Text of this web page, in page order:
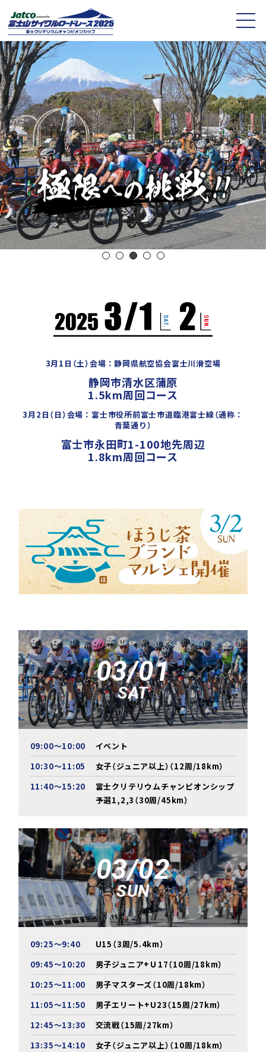
3月1日（土）会場：静岡県航空協会富士川滑空場
静岡市清水区蒲原
1.5km周回コース
3月2日（日）会場：富士市役所前富士市道臨港富士線（通称：
青葉通り）
富士市永田町1-100地先周辺
1.8km周回コース
03/01
SAT
09:00～10:00
イベント
10:30～11:05
女子（ジュニア以上）（12周/18km）
11:40～15:20
富士クリテリウムチャンピオンシップ
予選1,2,3（30周/45km）
03/02
SUN
09:25～9:40
U15（3周/5.4km）
09:45～10:20
男子ジュニア+Ｕ17（10周/18km）
10:25～11:00
男子マスターズ（10周/18km）
11:05～11:50
男子エリート+U23（15周/27km）
12:45～13:30
交流戦（15周/27km）
13:35～14:10
女子（ジュニア以上）（10周/18km）